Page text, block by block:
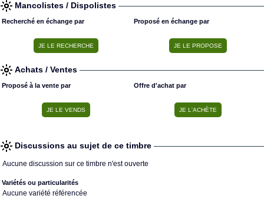
Mancolistes / Dispolistes
Recherché en échange par Proposé en échange par
Achats / Ventes
Proposé à la vente par Offre d'achat par
Discussions au sujet de ce timbre
Aucune discussion sur ce timbre n'est ouverte
Variétés ou particularités
Aucune variété référencée